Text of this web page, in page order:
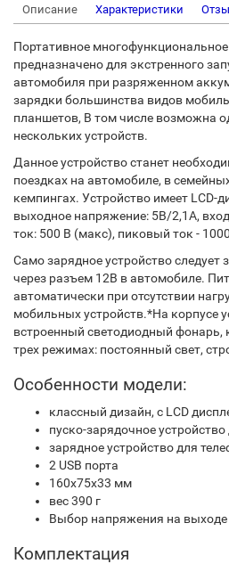
Описание Характеристики
Портативное
предназначено для экстренного
автомобиля при разряженном
зарядки большинства видов
планшетов, В том числе возможна
нескольких устройств.
Данное устройство станет
поездках на автомобиле, в
кемпингах. Устройство имеет LCD-
выходное напряжение: 5В/2,1А,
ток: 500 В (макс), пиковый ток -
Само зарядное устройство следует
через разъем 12В в автомобиле.
автоматически при отсутствии
мобильных устройств.*На корпусе
встроенный светодиодный
трех режимах: постоянный свет,
Особенности модели:
классный дизайн, с LCD
пуско-зарядочное
зарядное устройство для
2 USB порта
160х75х33 мм
вес 390 г
Выбор напряжения на
Комплектация